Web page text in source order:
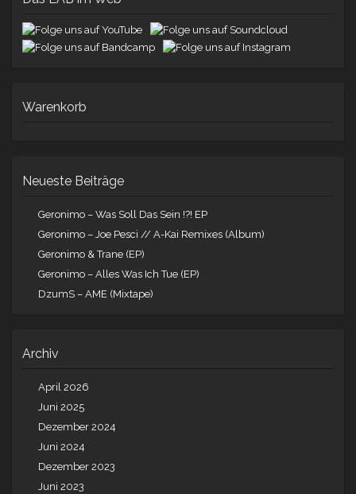
Warenkorb
Neueste Beiträge
Geronimo – Was Soll Das Sein !?! EP
Geronimo – Joe Pesci // A-Kai Remixes (Album)
Geronimo & Trane (EP)
Geronimo – Alles Was Ich Tue (EP)
DzumS – AME (Mixtape)
Archiv
April 2026
Juni 2025
Dezember 2024
Juni 2024
Dezember 2023
Juni 2023